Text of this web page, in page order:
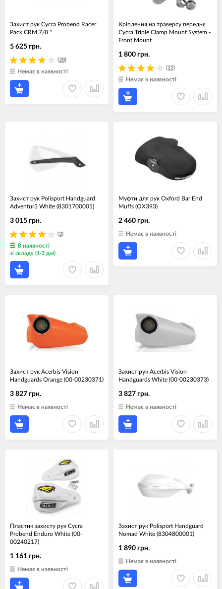
Захист рук Cycra Probend Racer
Pack CRM 7/8 "
(28)
5 625 грн.
Немає в наявності
Кріплення на траверсу переднє
Cycra Triple Clamp Mount System -
Front Mount
(22)
1 800 грн.
Немає в наявності
Захист рук Polisport Handguard
Adventur3 White (8301700001)
(3)
3 015 грн.
В наявності
зі складу (1-3 дні)
Муфти для рук Oxford Bar End
Muffs (OX393)
2 460 грн.
Немає в наявності
Захист рук Acerbis Vision
Handguards Orange (00-00230371)
3 827 грн.
Немає в наявності
Захист рук Acerbis Vision
Handguards White (00-00230373)
3 827 грн.
Немає в наявності
Пластик захисту рук Cycra
Probend Enduro White (00-
00240217)
1 161 грн.
Немає в наявності
Захист рук Polisport Handguard
Nomad White (8304800001)
1 890 грн.
Немає в наявності